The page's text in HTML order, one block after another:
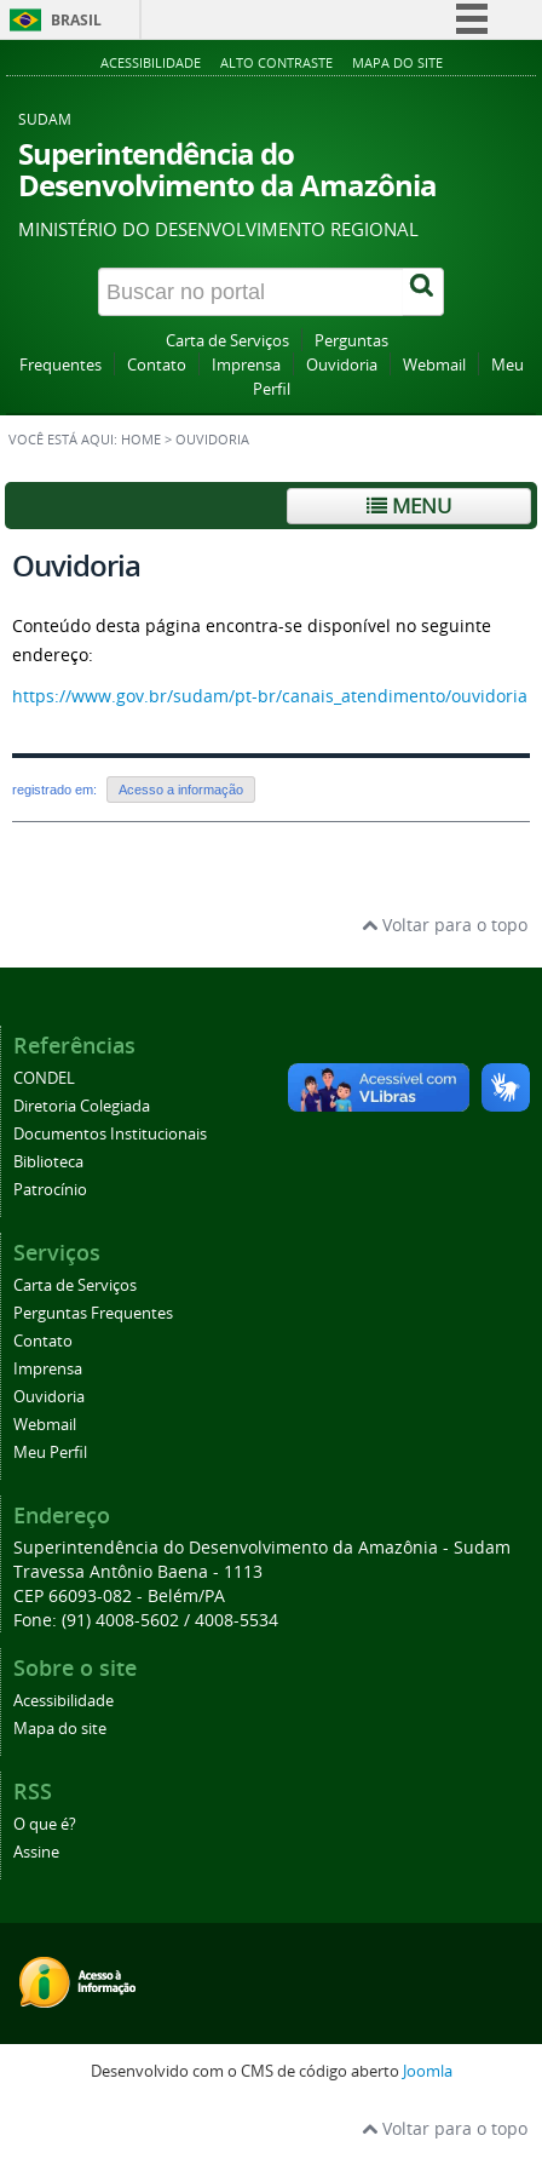
BRASIL
Simplifique!
Acesso à informação
ACESSIBILIDADE ALTO CONTRASTE MAPA DO SITE
SUDAM
Superintendência do
Desenvolvimento da Amazônia
MINISTÉRIO DO DESENVOLVIMENTO REGIONAL
Carta de Serviços
Perguntas
Frequentes
Contato Imprensa Ouvidoria Webmail
Meu
Perfil
VOCÊ ESTÁ AQUI: HOME > OUVIDORIA
MENU
Ouvidoria
Conteúdo desta página encontra-se disponível no seguinte
endereço:
https://www.gov.br/sudam/pt-br/canais_atendimento/ouvidoria
registrado em: Acesso a informação
Voltar para o topo
Referências
CONDEL
Diretoria Colegiada
Documentos Institucionais
Biblioteca
Patrocínio
Serviços
Carta de Serviços
Perguntas Frequentes
Contato
Imprensa
Ouvidoria
Webmail
Meu Perfil
Endereço
Superintendência do Desenvolvimento da Amazônia - Sudam
Travessa Antônio Baena - 1113
CEP 66093-082 - Belém/PA
Fone: (91) 4008-5602 / 4008-5534
Sobre o site
Acessibilidade
Mapa do site
RSS
O que é?
Assine
Desenvolvido com o CMS de código aberto Joomla
Voltar para o topo